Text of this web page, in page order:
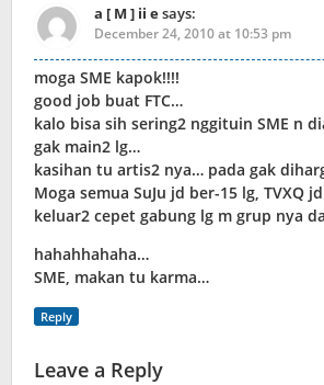
a [ M ] ii esays:
December 24, 2010 at 10:53 pm
moga SME kapok!!!!
good job buat FTC…
kalo bisa sih sering2 nggituin SME n
gak main2 lg…
kasihan tu artis2 nya… pada gak
Moga semua SuJu jd ber-15 lg, TVXQ
keluar2 cepet gabung lg m grup nya
hahahhahaha…
SME, makan tu karma…
Reply
Leave a Reply